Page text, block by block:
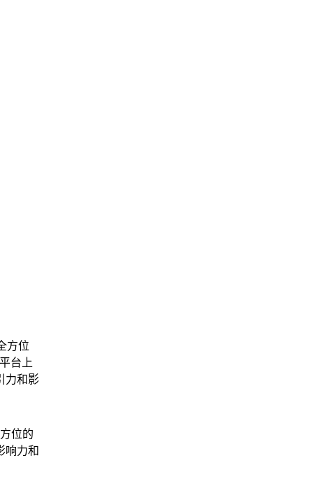
方位
台上
力和影
位的
响力和